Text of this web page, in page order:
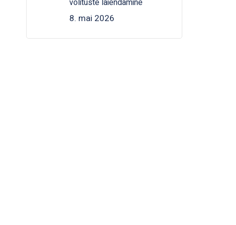
volituste laiendamine
8. mai 2026